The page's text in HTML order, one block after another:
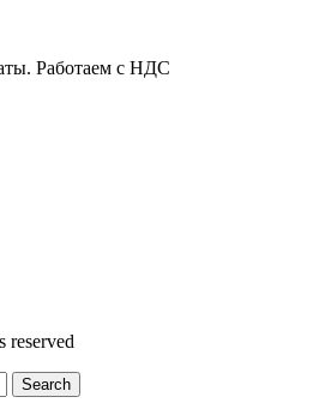
Работаем с НДС
reserved
Search